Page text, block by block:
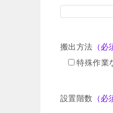
搬出方法 （必
特殊作業
設置階数 （必